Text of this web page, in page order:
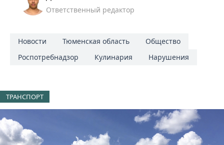
Ответственный редактор
Новости Тюменская область
Общество
Роспотребнадзор
Кулинария Нарушения
ТРАНСПОРТ